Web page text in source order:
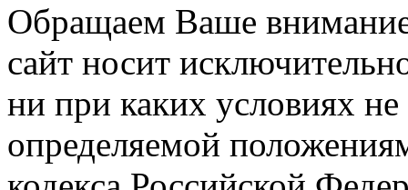
Обращаем Ваше
сайт носит
ни при каких условиях
определяемой